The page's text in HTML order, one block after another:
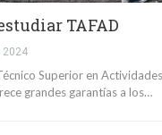
TAFAD
2024
Superior en
grandes garantías a los…